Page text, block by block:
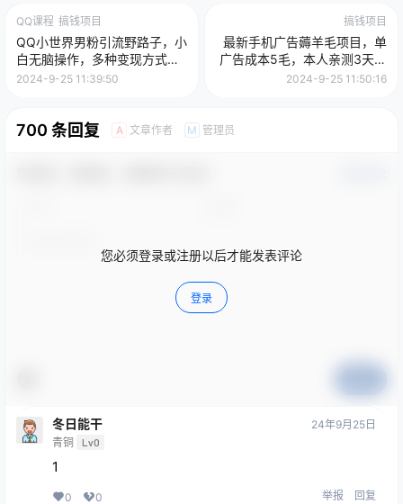
QQ课程 搞钱项目
QQ小世界男粉引流野路子，小
白无脑操作，多种变现方式轻
松日入1000+
2024-9-25 11:39:50
搞钱项目
最新手机广告薅羊毛项目，单
广告成本5毛，本人亲测3天，
每天50+
2024-9-25 11:50:16
700 条回复 A 文章作者 M 管理员
您必须登录或注册以后才能发表评论
登录
冬日能干
青铜 Lv0
24年9月25日
1
0 0 举报 回复